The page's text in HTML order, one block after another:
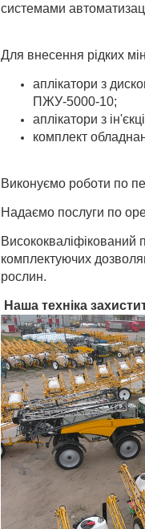
системами
Для внесення рiдких
аплікатори з
ПЖУ-5000-10;
аплікатори з
комплект
Виконуємо роботи по
Надаємо послуги по
Висококвалiфiкований
комплектуючих
рослин.
Наша